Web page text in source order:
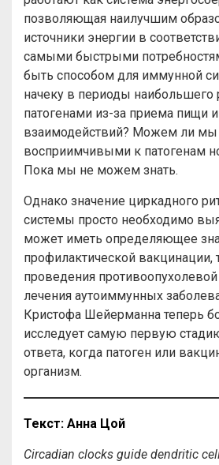
позволяющая наилучшим
источники энергии в
самыми быстрыми
быть способом для иммунной
начеку в периоды наибольшего
патогенами из-за приема пищи
взаимодействий? Можем ли мы
восприимчивыми к патогенам
Пока мы не можем знать.
Однако значение циркадного
системы просто необходимо
может иметь определяющее
профилактической вакцинации,
проведения
лечения аутоиммунных
Кристофа Шейерманна теперь
исследует самую первую
ответа, когда патоген или
организм.
Текст: Анна Цой
Circadian clocks guide dendritic